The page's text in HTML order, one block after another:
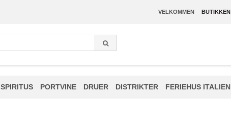
VELKOMMEN BUTIKKEN
SPIRITUS PORTVINE DRUER DISTRIKTER FERIEHUS ITALIEN